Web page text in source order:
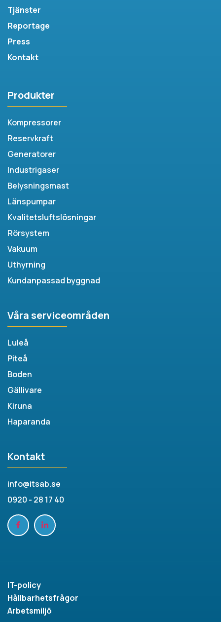
Tjänster
Reportage
Press
Kontakt
Produkter
Kompressorer
Reservkraft
Generatorer
Industrigaser
Belysningsmast
Länspumpar
Kvalitetsluftslösningar
Rörsystem
Vakuum
Uthyrning
Kundanpassad byggnad
Våra serviceområden
Luleå
Piteå
Boden
Gällivare
Kiruna
Haparanda
Kontakt
info@itsab.se
0920 - 28 17 40
IT-policy
Hållbarhetsfrågor
Arbetsmiljö